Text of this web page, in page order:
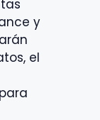
y
el